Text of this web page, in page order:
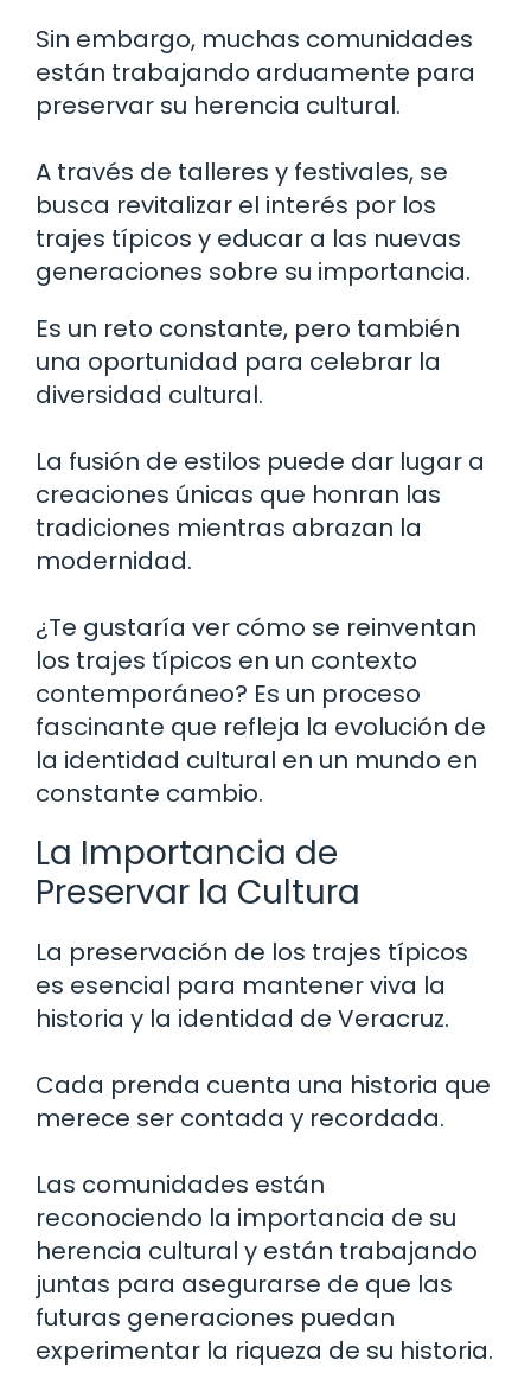
Sin embargo, muchas comunidades
están trabajando arduamente para
preservar su herencia cultural.
A través de talleres y festivales, se
busca revitalizar el interés por los
trajes típicos y educar a las nuevas
generaciones sobre su importancia.
Es un reto constante, pero también
una oportunidad para celebrar la
diversidad cultural.
La fusión de estilos puede dar lugar a
creaciones únicas que honran las
tradiciones mientras abrazan la
modernidad.
¿Te gustaría ver cómo se reinventan
los trajes típicos en un contexto
contemporáneo? Es un proceso
fascinante que refleja la evolución de
la identidad cultural en un mundo en
constante cambio.
La Importancia de
Preservar la Cultura
La preservación de los trajes típicos
es esencial para mantener viva la
historia y la identidad de Veracruz.
Cada prenda cuenta una historia que
merece ser contada y recordada.
Las comunidades están
reconociendo la importancia de su
herencia cultural y están trabajando
juntas para asegurarse de que las
futuras generaciones puedan
experimentar la riqueza de su historia.